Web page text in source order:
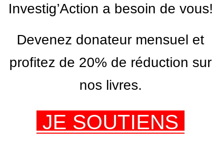
Investig’Action a besoin de vous!
Devenez donateur mensuel et
profitez de 20% de réduction sur
nos livres.
JE SOUTIENS